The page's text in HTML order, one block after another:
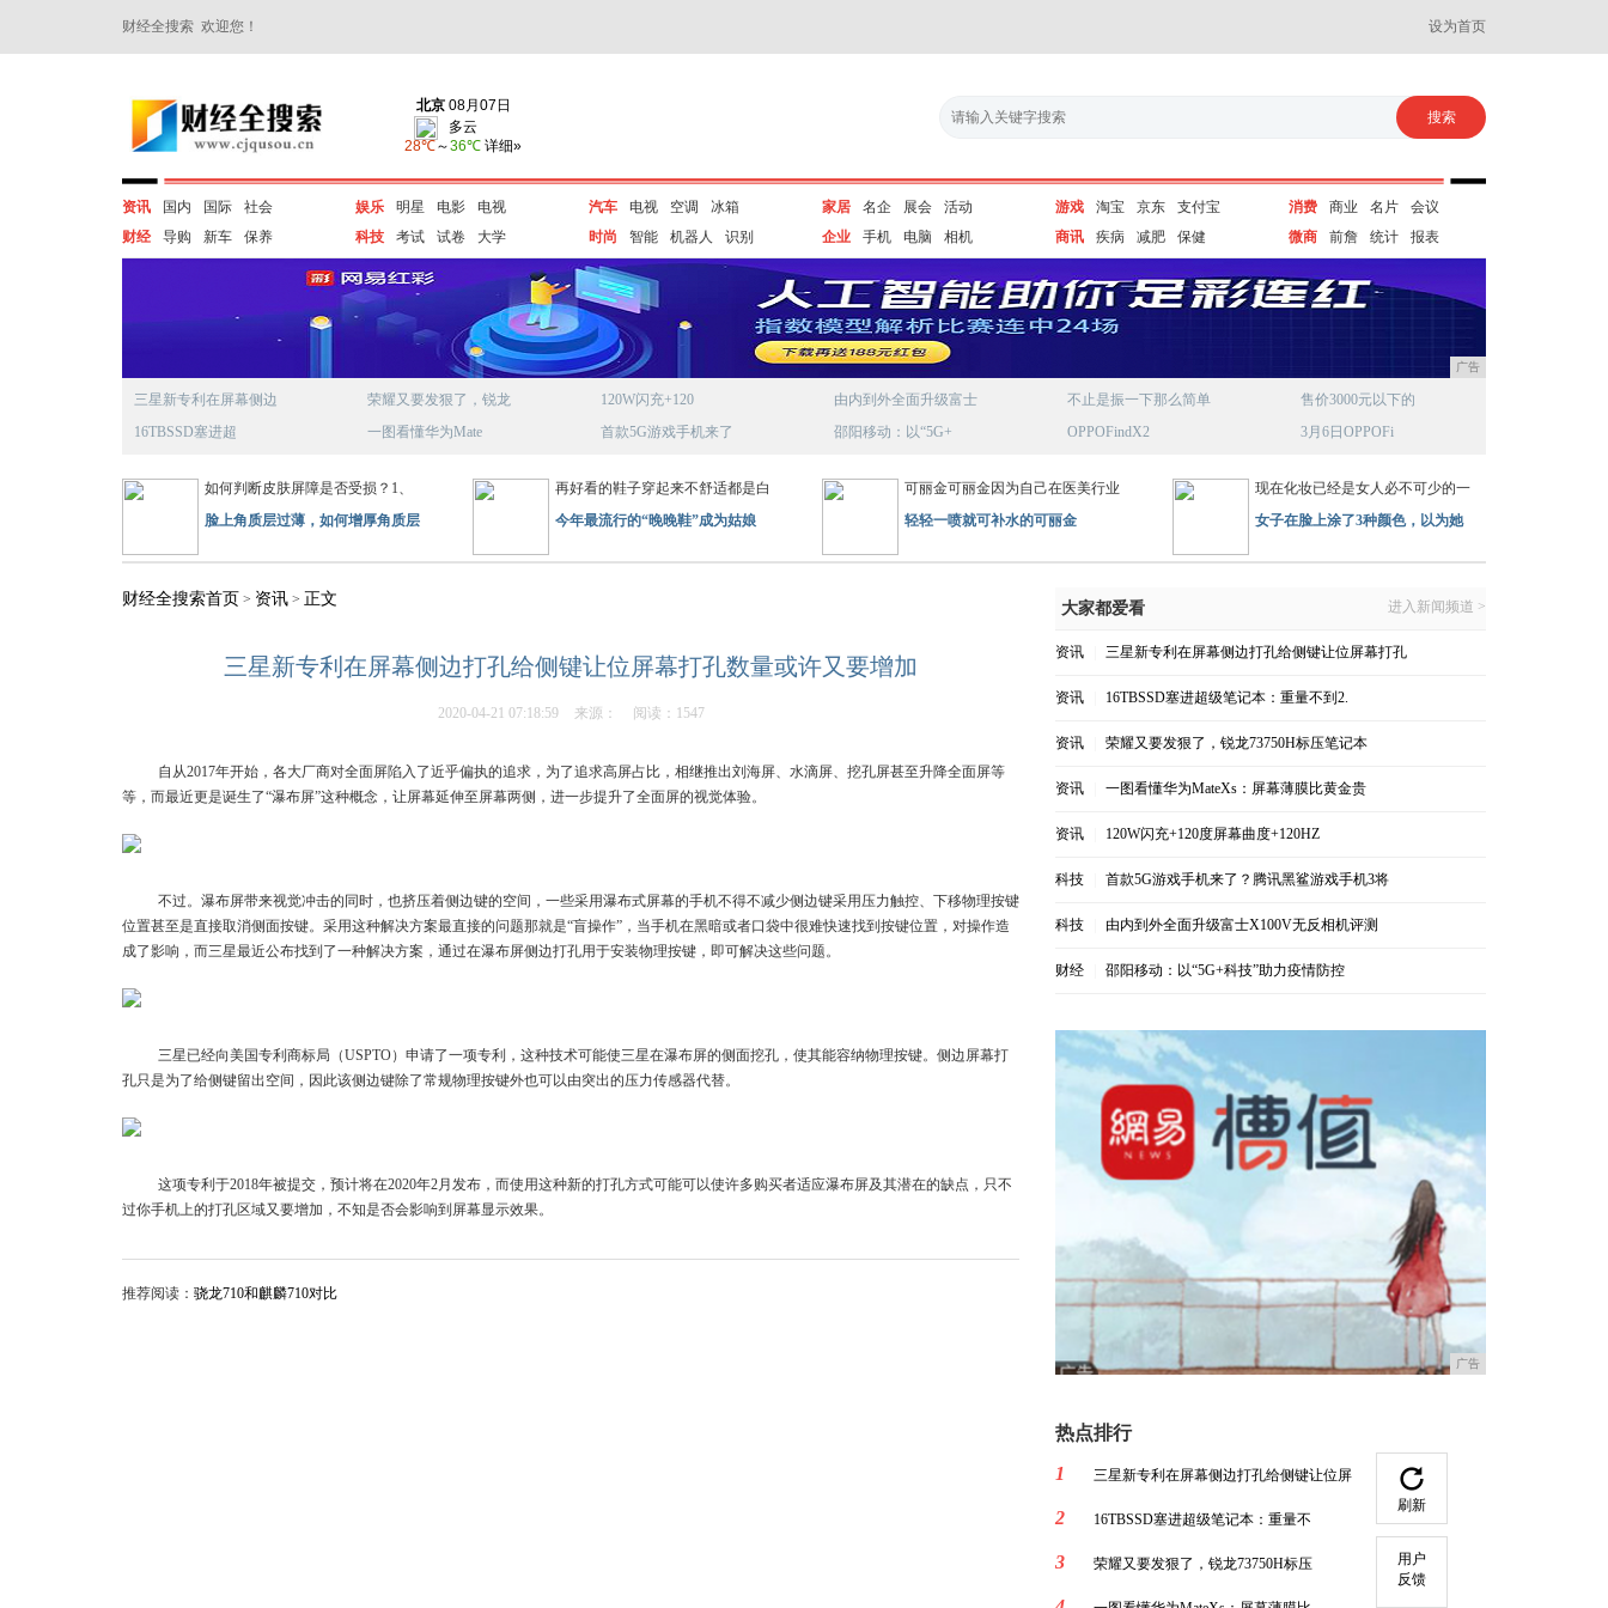
财经全搜索 欢迎您！ 设为首页
资讯 国内 国际
社会
财经
导购 新车 保养
娱乐 明星 电影
电视
科技
考试 试卷 大学
汽车 电视 空调
冰箱
时尚
智能 机器人 识别
家居 名企 展会
活动
企业
手机 电脑 相机
游戏 淘宝 京东
支付宝
商讯
疾病 减肥 保健
消费 商业 名片
会议
微商
前詹 统计 报表
广告
三星新专利在屏幕侧边
16TBSSD塞进超
荣耀又要发狠了，锐龙
一图看懂华为Mate
120W闪充+120
首款5G游戏手机来了
由内到外全面升级富士
邵阳移动：以“5G+
不止是振一下那么简单
OPPOFindX2
售价3000元以下的
3月6日OPPOFi
如何判断皮肤屏障是否受损？1、
脸上角质层过薄，如何增厚角质层
再好看的鞋子穿起来不舒适都是白
今年最流行的“晚晚鞋”成为姑娘
可丽金可丽金因为自己在医美行业
轻轻一喷就可补水的可丽金
现在化妆已经是女人必不可少的一
女子在脸上涂了3种颜色，以为她
财经全搜索首页 > 资讯 > 正文
三星新专利在屏幕侧边打孔给侧键让位屏幕打孔数量或许又要增加
2020-04-21 07:18:59 来源： 阅读：1547
自从2017年开始，各大厂商对全面屏陷入了近乎偏执的追求，为了追求高屏占比，相继推出刘海屏、水滴屏、挖孔屏甚至升降全面屏等
等，而最近更是诞生了“瀑布屏”这种概念，让屏幕延伸至屏幕两侧，进一步提升了全面屏的视觉体验。
不过。瀑布屏带来视觉冲击的同时，也挤压着侧边键的空间，一些采用瀑布式屏幕的手机不得不减少侧边键采用压力触控、下移物理按键
位置甚至是直接取消侧面按键。采用这种解决方案最直接的问题那就是“盲操作”，当手机在黑暗或者口袋中很难快速找到按键位置，对操作造
成了影响，而三星最近公布找到了一种解决方案，通过在瀑布屏侧边打孔用于安装物理按键，即可解决这些问题。
三星已经向美国专利商标局（USPTO）申请了一项专利，这种技术可能使三星在瀑布屏的侧面挖孔，使其能容纳物理按键。侧边屏幕打
孔只是为了给侧键留出空间，因此该侧边键除了常规物理按键外也可以由突出的压力传感器代替。
这项专利于2018年被提交，预计将在2020年2月发布，而使用这种新的打孔方式可能可以使许多购买者适应瀑布屏及其潜在的缺点，只不
过你手机上的打孔区域又要增加，不知是否会影响到屏幕显示效果。
推荐阅读： 骁龙710和麒麟710对比
大家都爱看 进入新闻频道 >
资讯 三星新专利在屏幕侧边打孔给侧键让位屏幕打孔
资讯 16TBSSD塞进超级笔记本：重量不到2.
资讯 荣耀又要发狠了，锐龙73750H标压笔记本
资讯 一图看懂华为MateXs：屏幕薄膜比黄金贵
资讯 120W闪充+120度屏幕曲度+120HZ
科技 首款5G游戏手机来了？腾讯黑鲨游戏手机3将
科技 由内到外全面升级富士X100V无反相机评测
财经 邵阳移动：以“5G+科技”助力疫情防控
广告
热点排行
1
三星新专利在屏幕侧边打孔给侧键让位屏
2 16TBSSD塞进超级笔记本：重量不
3 荣耀又要发狠了，锐龙73750H标压
刷新
用户
反馈